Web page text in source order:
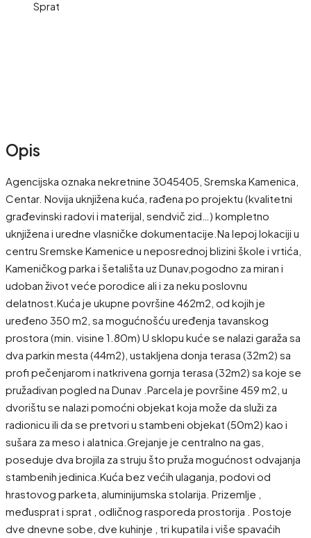
Sprat
Opis
Agencijska oznaka nekretnine 3045405, Sremska Kamenica,
Centar. Novija uknjižena kuća, rađena po projektu (kvalitetni
građevinski radovi i materijal, sendvič zid…) kompletno
uknjižena i uredne vlasničke dokumentacije.Na lepoj lokaciji u
centru Sremske Kamenice u neposrednoj blizini škole i vrtića,
Kameničkog parka i šetališta uz Dunav,pogodno za miran i
udoban život veće porodice ali i za neku poslovnu
delatnost.Kuća je ukupne površine 462m2, od kojih je
uređeno 350 m2, sa mogućnošću uređenja tavanskog
prostora (min. visine 1.80m) U sklopu kuće se nalazi garaža sa
dva parkin mesta (44m2), ustakljena donja terasa (32m2) sa
profi pečenjarom i natkrivena gornja terasa (32m2) sa koje se
pružadivan pogled na Dunav .Parcela je površine 459 m2, u
dvorištu se nalazi pomoćni objekat koja može da služi za
radionicu ili da se pretvori u stambeni objekat (50m2) kao i
sušara za meso i alatnica.Grejanje je centralno na gas,
poseduje dva brojila za struju što pruža mogućnost odvajanja
stambenih jedinica.Kuća bez većih ulaganja, podovi od
hrastovog parketa, aluminijumska stolarija. Prizemlje ,
međusprat i sprat , odličnog rasporeda prostorija . Postoje
dve dnevne sobe, dve kuhinje , tri kupatila i više spavaćih